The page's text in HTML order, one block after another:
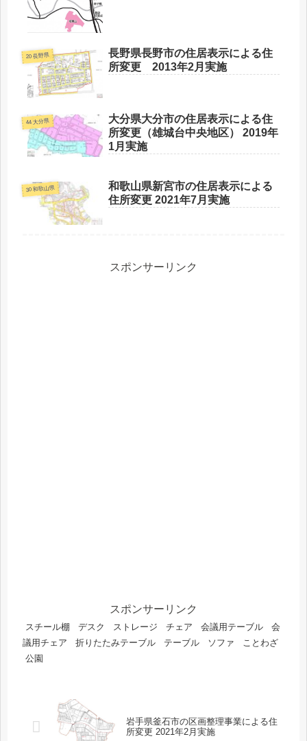
20 長野県
長野県長野市の住居表示による住
所変更 2013年2月実施
44 大分県
大分県大分市の住居表示による住
所変更（雄城台中央地区） 2019年
1月実施
30 和歌山県
和歌山県新宮市の住居表示による
住所変更 2021年7月実施
スポンサーリンク
スポンサーリンク
スチール棚 デスク ストレージ チェア 会議用テーブル
会
議用チェア
折りたたみテーブル テーブル ソファ
ことわざ
公園
岩手県釜石市の区画整理事業による住
所変更 2021年2月実施